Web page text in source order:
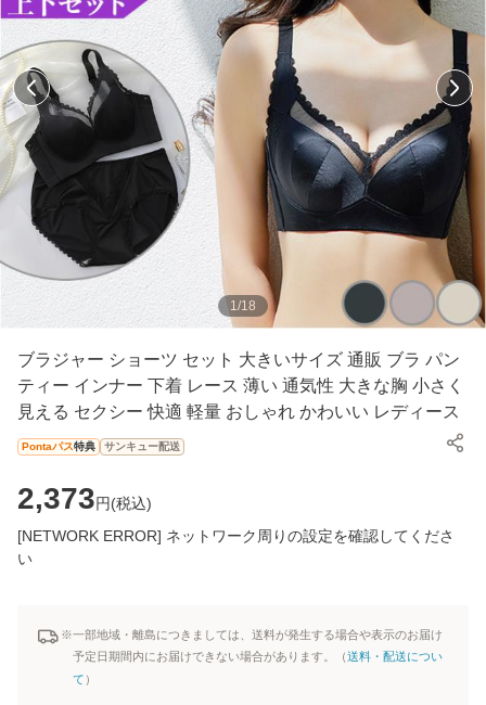
1/18
ブラジャー ショーツ セット 大きいサイズ 通販 ブラ パン
ティー インナー 下着 レース 薄い 通気性 大きな胸 小さく
見える セクシー 快適 軽量 おしゃれ かわいい レディース
Pontaパス特典 サンキュー配送
2,373円(税込)
[NETWORK ERROR] ネットワーク周りの設定を確認してくださ
い
※一部地域・離島につきましては、送料が発生する場合や表示のお届け
予定日期間内にお届けできない場合があります。（送料・配送につい
て ）